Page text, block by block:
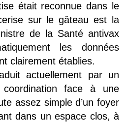
était reconnue dans le
sur le gâteau est la
de la Santé antivax
les données
clairement établies.
actuellement par un
face à une
assez simple d’un foyer
dans un espace clos, à